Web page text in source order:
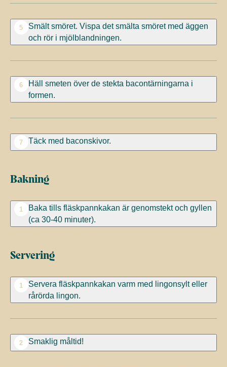
5
Smält smöret. Vispa det smälta smöret med äggen
och rör i mjölblandningen.
6
Häll smeten över de stekta bacontärningarna i
formen.
7 Täck med baconskivor.
Bakning
1
Baka tills fläskpannkakan är genomstekt och gyllen
(ca 30-40 minuter).
Servering
1
Servera fläskpannkakan varm med lingonsylt eller
rårörda lingon.
2 Smaklig måltid!